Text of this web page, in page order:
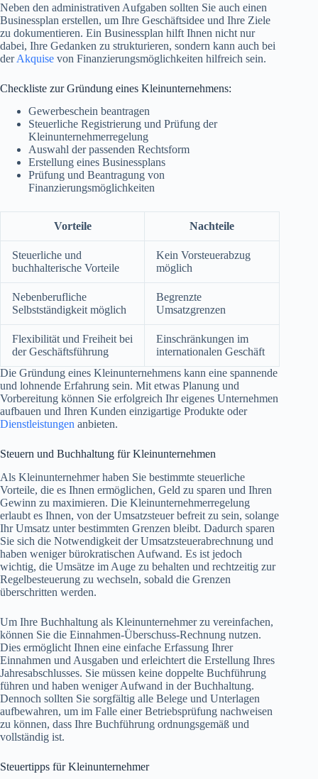
Neben den administrativen Aufgaben sollten Sie auch einen
Businessplan erstellen, um Ihre Geschäftsidee und Ihre Ziele
zu dokumentieren. Ein Businessplan hilft Ihnen nicht nur
dabei, Ihre Gedanken zu strukturieren, sondern kann auch bei
derAkquise von Finanzierungsmöglichkeiten hilfreich sein.
Checkliste zur Gründung eines Kleinunternehmens:
Gewerbeschein beantragen
Steuerliche Registrierung und Prüfung der
Kleinunternehmerregelung
Auswahl der passenden Rechtsform
Erstellung eines Businessplans
Prüfung und Beantragung von
Finanzierungsmöglichkeiten
Vorteile Nachteile
Steuerliche und
buchhalterische Vorteile
Kein Vorsteuerabzug
möglich
Nebenberufliche
Selbstständigkeit möglich
Begrenzte
Umsatzgrenzen
Flexibilität und Freiheit bei
der Geschäftsführung
Einschränkungen im
internationalen Geschäft
Die Gründung eines Kleinunternehmens kann eine spannende
und lohnende Erfahrung sein. Mit etwas Planung und
Vorbereitung können Sie erfolgreich Ihr eigenes Unternehmen
aufbauen und Ihren Kunden einzigartige Produkte oder
Dienstleistungen anbieten.
Steuern und Buchhaltung für Kleinunternehmen
Als Kleinunternehmer haben Sie bestimmte steuerliche
Vorteile, die es Ihnen ermöglichen, Geld zu sparen und Ihren
Gewinn zu maximieren. Die Kleinunternehmerregelung
erlaubt es Ihnen, von der Umsatzsteuer befreit zu sein, solange
Ihr Umsatz unter bestimmten Grenzen bleibt. Dadurch sparen
Sie sich die Notwendigkeit der Umsatzsteuerabrechnung und
haben weniger bürokratischen Aufwand. Es ist jedoch
wichtig, die Umsätze im Auge zu behalten und rechtzeitig zur
Regelbesteuerung zu wechseln, sobald die Grenzen
überschritten werden.
Um Ihre Buchhaltung als Kleinunternehmer zu vereinfachen,
können Sie die Einnahmen-Überschuss-Rechnung nutzen.
Dies ermöglicht Ihnen eine einfache Erfassung Ihrer
Einnahmen und Ausgaben und erleichtert die Erstellung Ihres
Jahresabschlusses. Sie müssen keine doppelte Buchführung
führen und haben weniger Aufwand in der Buchhaltung.
Dennoch sollten Sie sorgfältig alle Belege und Unterlagen
aufbewahren, um im Falle einer Betriebsprüfung nachweisen
zu können, dass Ihre Buchführung ordnungsgemäß und
vollständig ist.
Steuertipps für Kleinunternehmer